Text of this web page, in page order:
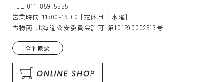
TEL.011-859-5555
営業時間 11:00-19:00 [定休日：水曜]
古物商 北海道公安委員会許可 第101290002513号
会社概要